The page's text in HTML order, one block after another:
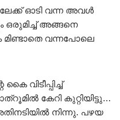
ഓടി വന്ന അവൾ
ഒരുമിച്ച് അങ്ങനെ
മിണ്ടാതെ വന്നപോലെ
വിടീപ്പിച്ച്
കേറി കുറ്റിയിട്ടു…
നിന്നു. പഴയ